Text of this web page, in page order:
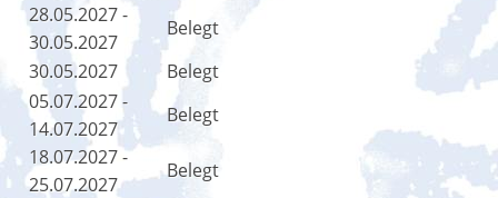
28.05.2027 -
30.05.2027
Belegt
30.05.2027
Belegt
05.07.2027 -
14.07.2027
Belegt
18.07.2027 -
25.07.2027
Belegt